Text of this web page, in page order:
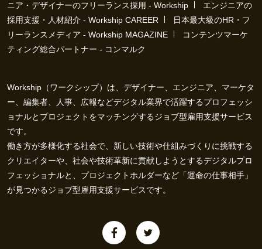
ニア・デザイナーのフリーランス採用 - Workship
エンジニアの
採用支援・人材紹介 - Workship CAREER
日本最大級のHR・フ
リーランスメディア - Workship MAGAZINE
コンテンツマーケ
ティング総合パートナー - コンマルク
Workship（ワークシップ）は、デザイナー、エンジニア、マーケタ
ー、編集者、人事、広報などデジタル業界で活躍するプロフェッシ
ョナルとプロジェクトをマッチングするジョブ型雇用支援サービス
です。
働き方が多様化する社会で、新しい技術や仕組みづくりに挑戦する
クリエイターや、社会や技術革新に貢献しようとするデジタルプロ
フェッショナルと、プロジェクトホルダーなど「運命の仕事相手」
が見つかるジョブ型雇用支援サービスです。